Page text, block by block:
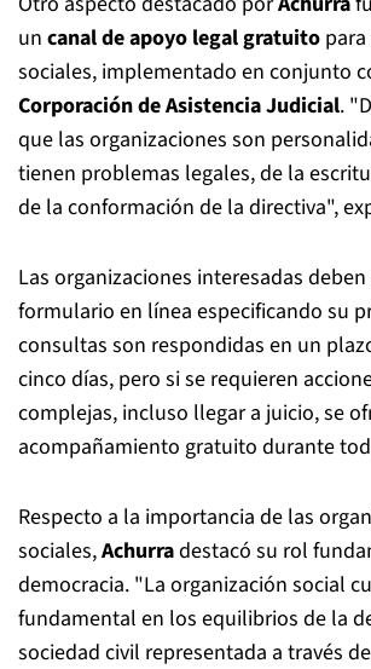
un canal de apoyo legal gratuito
sociales, implementado en conjunto
Corporación de Asistencia Judicial.
que las organizaciones son
tienen problemas legales, de la
de la conformación de la directiva",
Las organizaciones interesadas
formulario en línea especificando su
consultas son respondidas en un
cinco días, pero si se requieren
complejas, incluso llegar a juicio, se
acompañamiento gratuito durante
Respecto a la importancia de las
sociales,Achurradestacó su rol
democracia. "La organización social
fundamental en los equilibrios de la
sociedad civil representada a través